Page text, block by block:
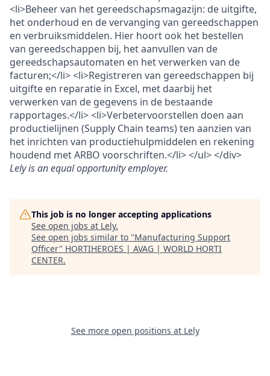
<li>Beheer van het gereedschapsmagazijn: de uitgifte,
het onderhoud en de vervanging van gereedschappen
en verbruiksmiddelen. Hier hoort ook het bestellen
van gereedschappen bij, het aanvullen van de
gereedschapsautomaten en het verwerken van de
facturen;</li> <li>Registreren van gereedschappen bij
uitgifte en reparatie in Excel, met daarbij het
verwerken van de gegevens in de bestaande
rapportages.</li> <li>Verbetervoorstellen doen aan
productielijnen (Supply Chain teams) ten aanzien van
het inrichten van productiehulpmiddelen en rekening
houdend met ARBO voorschriften.</li> </ul> </div>
Lelyis an equal opportunity employer.
This job is no longer accepting applications
See open jobs at Lely.
See open jobs similar to "Manufacturing Support
Officer" HORTIHEROES | AVAG | WORLD HORTI
CENTER.
See more open positions at Lely